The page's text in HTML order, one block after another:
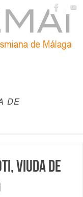
DE
viuda de